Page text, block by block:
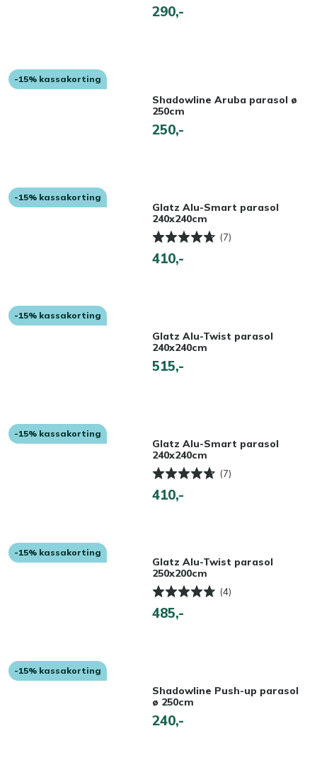
290,-
-15% kassakorting
Shadowline Aruba parasol ø
250cm
250,-
-15% kassakorting
Glatz Alu-Smart parasol
240x240cm
(7)
410,-
-15% kassakorting
Glatz Alu-Twist parasol
240x240cm
515,-
-15% kassakorting
Glatz Alu-Smart parasol
240x240cm
(7)
410,-
-15% kassakorting
Glatz Alu-Twist parasol
250x200cm
(4)
485,-
-15% kassakorting
Shadowline Push-up parasol
ø 250cm
240,-